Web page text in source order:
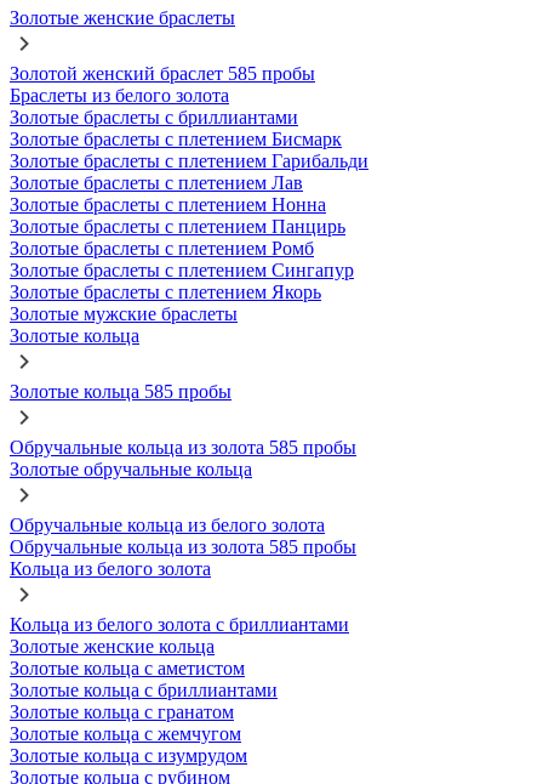
Золотые женские браслеты
Золотой женский браслет 585 пробы
Браслеты из белого золота
Золотые браслеты с бриллиантами
Золотые браслеты с плетением Бисмарк
Золотые браслеты с плетением Гарибальди
Золотые браслеты с плетением Лав
Золотые браслеты с плетением Нонна
Золотые браслеты с плетением Панцирь
Золотые браслеты с плетением Ромб
Золотые браслеты с плетением Сингапур
Золотые браслеты с плетением Якорь
Золотые мужские браслеты
Золотые кольца
Золотые кольца 585 пробы
Обручальные кольца из золота 585 пробы
Золотые обручальные кольца
Обручальные кольца из белого золота
Обручальные кольца из золота 585 пробы
Кольца из белого золота
Кольца из белого золота с бриллиантами
Золотые женские кольца
Золотые кольца с аметистом
Золотые кольца с бриллиантами
Золотые кольца с гранатом
Золотые кольца с жемчугом
Золотые кольца с изумрудом
Золотые кольца с рубином